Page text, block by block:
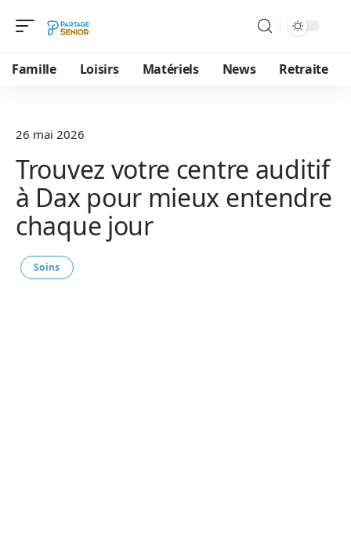
Famille Loisirs Matériels News Retraite
26 mai 2026
Trouvez votre centre auditif
à Dax pour mieux entendre
chaque jour
Soins